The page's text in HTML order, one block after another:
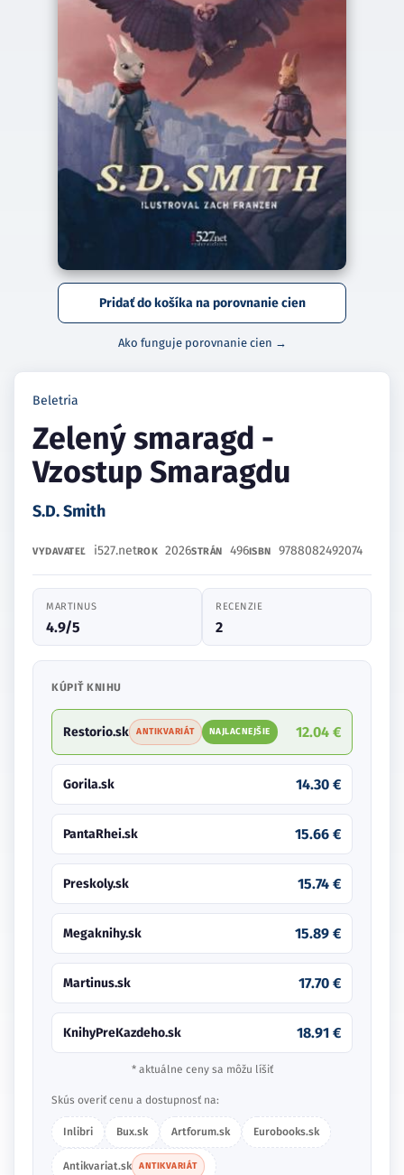
Pridať do košíka na porovnanie cien
Ako funguje porovnanie cien →
Beletria
Zelený smaragd -
Vzostup Smaragdu
S.D. Smith
VYDAVATEĽ i527.netROK 2026STRÁN 496ISBN 9788082492074
MARTINUS
4.9/5
RECENZIE
2
KÚPIŤ KNIHU
Restorio.sk ANTIKVARIÁT NAJLACNEJŠIE 12.04 €
Gorila.sk 14.30 €
PantaRhei.sk 15.66 €
Preskoly.sk 15.74 €
Megaknihy.sk 15.89 €
Martinus.sk 17.70 €
KnihyPreKazdeho.sk 18.91 €
* aktuálne ceny sa môžu líšiť
Skús overiť cenu a dostupnosť na:
Inlibri Bux.sk Artforum.sk Eurobooks.sk
Antikvariat.sk ANTIKVARIÁT